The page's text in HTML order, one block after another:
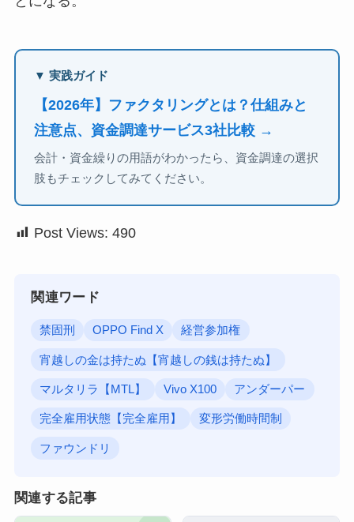
▼ 実践ガイド
【2026年】ファクタリングとは？仕組みと
注意点、資金調達サービス3社比較 →
会計・資金繰りの用語がわかったら、資金調達の選択
肢もチェックしてみてください。
Post Views: 490
関連ワード
禁固刑 OPPO Find X 経営参加権
宵越しの金は持たぬ【宵越しの銭は持たぬ】
マルタリラ【MTL】 Vivo X100 アンダーパー
完全雇用状態【完全雇用】 変形労働時間制
ファウンドリ
関連する記事